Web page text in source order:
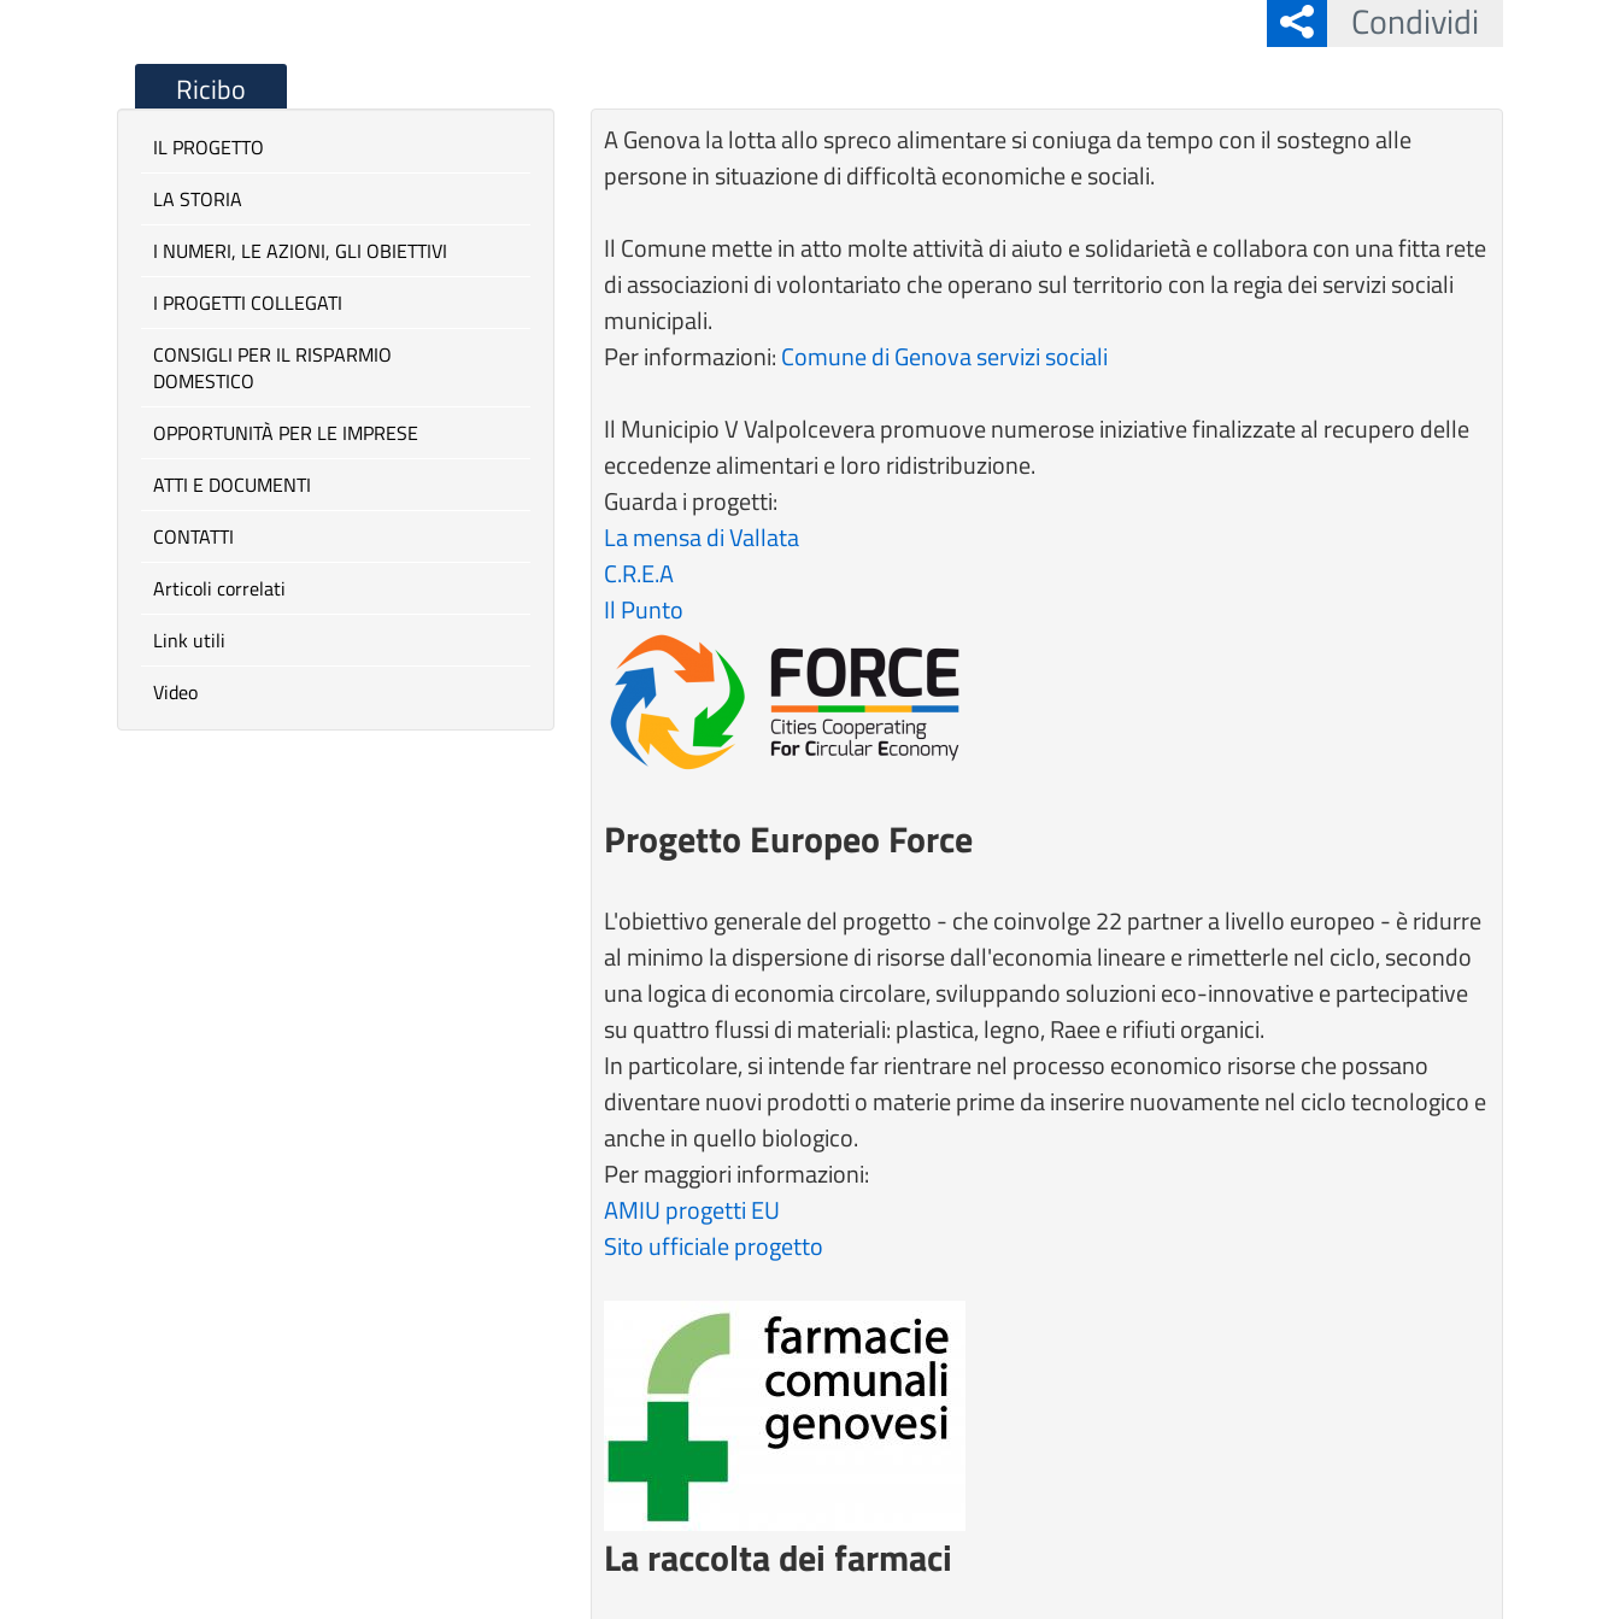
Condividi
Ricibo
A Genova la lotta allo spreco alimentare si coniuga da tempo con il sostegno alle
persone in situazione di difficoltà economiche e sociali.
Il Comune mette in atto molte attività di aiuto e solidarietà e collabora con una fitta rete
di associazioni di volontariato che operano sul territorio con la regia dei servizi sociali
municipali.
Per informazioni:Comune di Genova servizi sociali
Il Municipio V Valpolcevera promuove numerose iniziative finalizzate al recupero delle
eccedenze alimentari e loro ridistribuzione.
Guarda i progetti:
La mensa di Vallata
C.R.E.A
Il Punto
Progetto Europeo Force
L'obiettivo generale del progetto - che coinvolge 22 partner a livello europeo - è ridurre
al minimo la dispersione di risorse dall'economia lineare e rimetterle nel ciclo, secondo
una logica di economia circolare, sviluppando soluzioni eco-innovative e partecipative
su quattro flussi di materiali: plastica, legno, Raee e rifiuti organici.
In particolare, si intende far rientrare nel processo economico risorse che possano
diventare nuovi prodotti o materie prime da inserire nuovamente nel ciclo tecnologico e
anche in quello biologico.
Per maggiori informazioni:
AMIU progetti EU
Sito ufficiale progetto
La raccolta dei farmaci
IL PROGETTO
LA STORIA
I NUMERI, LE AZIONI, GLI OBIETTIVI
I PROGETTI COLLEGATI
CONSIGLI PER IL RISPARMIO
DOMESTICO
OPPORTUNITÀ PER LE IMPRESE
ATTI E DOCUMENTI
CONTATTI
Articoli correlati
Link utili
Video